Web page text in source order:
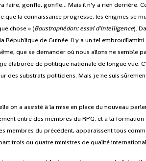
faire, gonfle, gonfle... Mais il n'y a rien derrière.
que la connaissance progresse, les énigmes se
chose » (Boustrophédon: essai d'intelligence).
République de Guinée. Il y a un tel
que se demander où nous allons ne semble
élaborée de politique nationale de longue vue.
des substrats politiciens. Mais je ne suis
on a assisté à la mise en place du nouveau
entre des membres du RPG, et à la
membres du précédent, apparaissent tous
trois ou quatre ministres de qualité